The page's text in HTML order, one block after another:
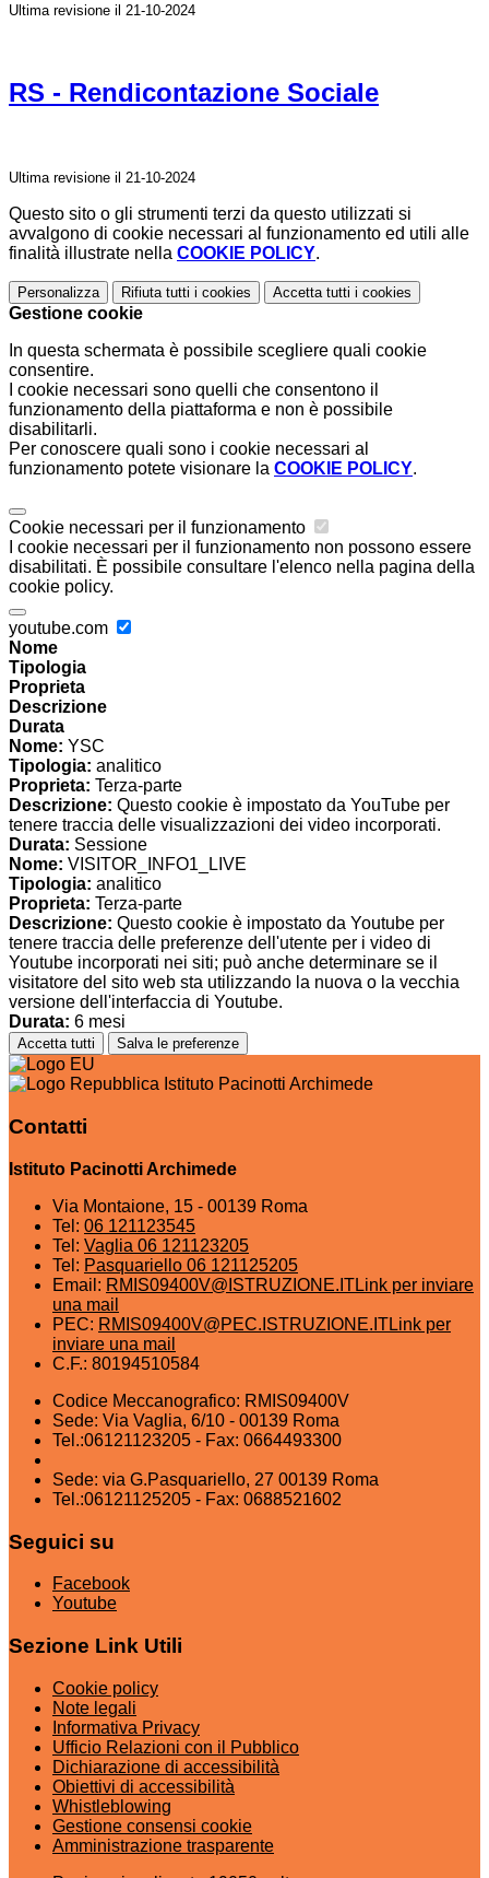
Ultima revisione il 21-10-2024
RS - Rendicontazione Sociale
Ultima revisione il 21-10-2024
Questo sito o gli strumenti terzi da questo utilizzati si
avvalgono di cookie necessari al funzionamento ed utili alle
finalità illustrate nella COOKIE POLICY.
Personalizza Rifiuta tutti i cookies Accetta tutti i cookies
Gestione cookie
In questa schermata è possibile scegliere quali cookie
consentire.
I cookie necessari sono quelli che consentono il
funzionamento della piattaforma e non è possibile
disabilitarli.
Per conoscere quali sono i cookie necessari al
funzionamento potete visionare la COOKIE POLICY.
Cookie necessari per il funzionamento
I cookie necessari per il funzionamento non possono essere
disabilitati. È possibile consultare l'elenco nella pagina della
cookie policy.
youtube.com
Nome
Tipologia
Proprieta
Descrizione
Durata
Nome: YSC
Tipologia: analitico
Proprieta: Terza-parte
Descrizione: Questo cookie è impostato da YouTube per
tenere traccia delle visualizzazioni dei video incorporati.
Durata: Sessione
Nome: VISITOR_INFO1_LIVE
Tipologia: analitico
Proprieta: Terza-parte
Descrizione: Questo cookie è impostato da Youtube per
tenere traccia delle preferenze dell'utente per i video di
Youtube incorporati nei siti; può anche determinare se il
visitatore del sito web sta utilizzando la nuova o la vecchia
versione dell'interfaccia di Youtube.
Durata: 6 mesi
Accetta tutti Salva le preferenze
Istituto Pacinotti Archimede
Contatti
Istituto Pacinotti Archimede
Via Montaione, 15 - 00139 Roma
Tel: 06 121123545
Tel: Vaglia 06 121123205
Tel: Pasquariello 06 121125205
Email: RMIS09400V@ISTRUZIONE.ITLink per inviare
una mail
PEC: RMIS09400V@PEC.ISTRUZIONE.ITLink per
inviare una mail
C.F.: 80194510584
Codice Meccanografico: RMIS09400V
Sede: Via Vaglia, 6/10 - 00139 Roma
Tel.:06121123205 - Fax: 0664493300
Sede: via G.Pasquariello, 27 00139 Roma
Tel.:06121125205 - Fax: 0688521602
Seguici su
Facebook
Youtube
Sezione Link Utili
Cookie policy
Note legali
Informativa Privacy
Ufficio Relazioni con il Pubblico
Dichiarazione di accessibilità
Obiettivi di accessibilità
Whistleblowing
Gestione consensi cookie
Amministrazione trasparente